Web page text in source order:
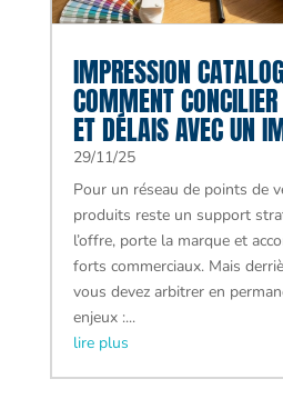
IMPRESSION
COMMENT
ET DÉLAIS AVEC UN
29/11/25
Pour un réseau de points de
produits reste un support
l’offre, porte la marque et
forts commerciaux. Mais
vous devez arbitrer en
enjeux :...
lire plus